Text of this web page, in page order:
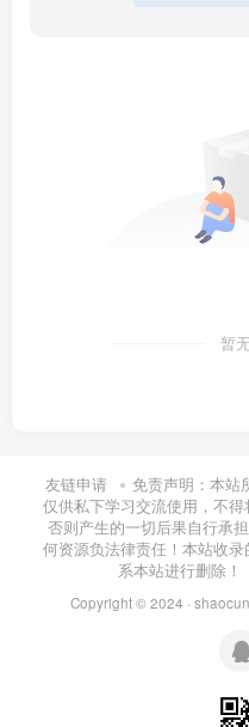
暂
友链申请
免责声明：本站
仅供私下学习交流使用，不
否则产生的一切后果自行承
何资源负法律责任！本站收
系本站进行删除！
Copyright © 2024 ·